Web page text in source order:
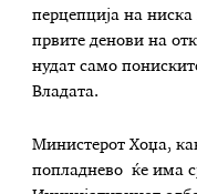
перцепција на ниска
првите денови на
нудат само
Владата.
Министерот Хоџа,
попладнево ќе има